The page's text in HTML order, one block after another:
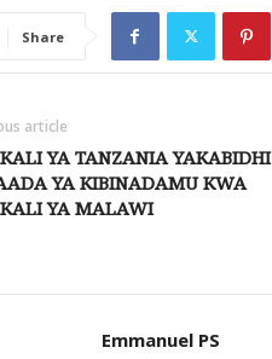
Share
article
YA TANZANIA YAKABIDHI
YA KIBINADAMU KWA
YA MALAWI
Emmanuel PS